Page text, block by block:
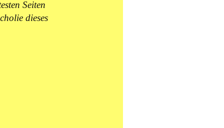
Seiten
dieses